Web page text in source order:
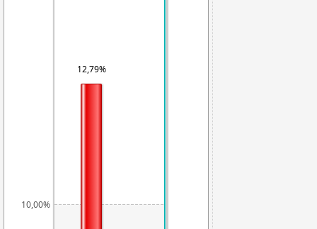
10,00%
12,79%